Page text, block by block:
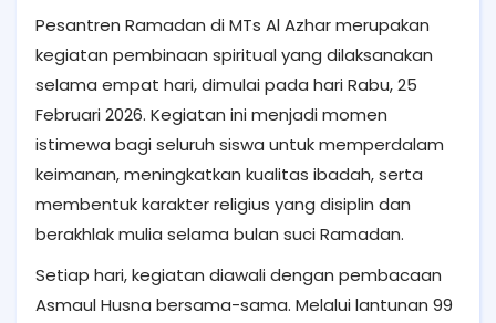
Pesantren Ramadan di MTs Al Azhar merupakan
kegiatan pembinaan spiritual yang dilaksanakan
selama empat hari, dimulai pada hari Rabu, 25
Februari 2026. Kegiatan ini menjadi momen
istimewa bagi seluruh siswa untuk memperdalam
keimanan, meningkatkan kualitas ibadah, serta
membentuk karakter religius yang disiplin dan
berakhlak mulia selama bulan suci Ramadan.
Setiap hari, kegiatan diawali dengan pembacaan
Asmaul Husna bersama-sama. Melalui lantunan 99